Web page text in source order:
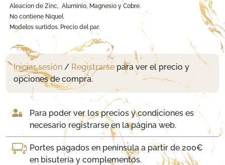
Aleacion de Zinc, Aluminio, Magnesio y Cobre.
No contiene Niquel.
Modelos surtidos. Precio del par.
Iniciar sesión / Registrarse para ver el precio y
opciones de compra.
Para poder ver los precios y condiciones es
necesario registrarse en la página web.
Portes pagados en península a partir de 200€
en bisutería y complementos.